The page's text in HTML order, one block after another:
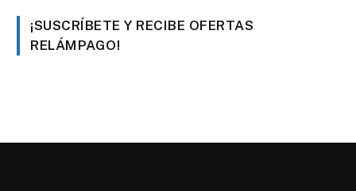
¡SUSCRÍBETE Y RECIBE OFERTAS
RELÁMPAGO!